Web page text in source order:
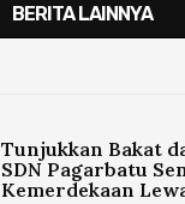
BERITA LAINNYA
Tunjukkan Bakat
SDN Pagarbatu
Kemerdekaan